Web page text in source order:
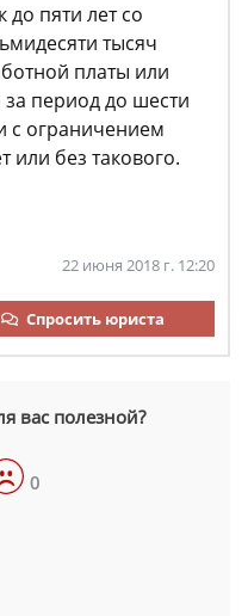
пяти лет со
тысяч
платы или
период до шести
с ограничением
или без такового.
22 июня 2018 г. 12:20
Спросить юриста
вас полезной?
0